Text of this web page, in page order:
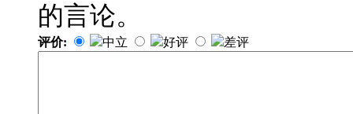
的言论。
评价: 中立 好评 差评